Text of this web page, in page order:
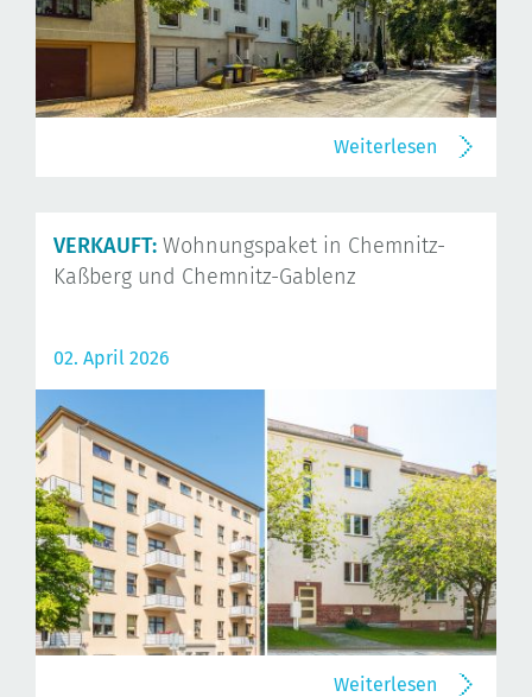
Weiterlesen
VERKAUFT: Wohnungspaket in Chemnitz-
Kaßberg und Chemnitz-Gablenz
02. April 2026
Weiterlesen